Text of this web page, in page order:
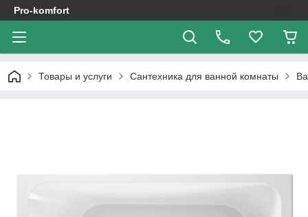
Pro-komfort
Товары и услуги Сантехника для ванной комнаты